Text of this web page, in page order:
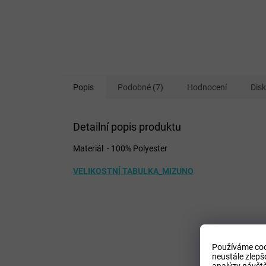
Používáme
neustále
Popis Podobné (7) Hodnocení
Detailní popis produktu
Materiál - 100% Polyester
VELIKOSTNÍ TABULKA_MIZUNO